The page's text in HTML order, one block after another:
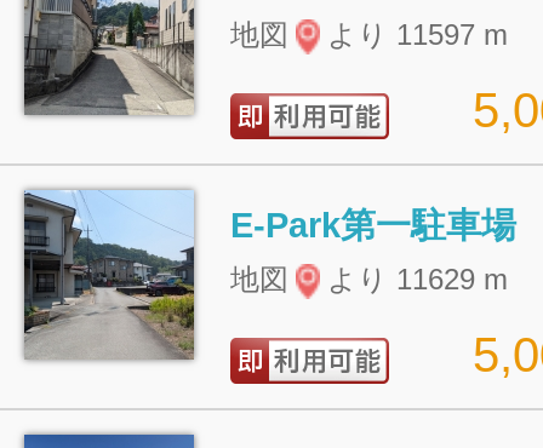
地図 より 11597 m
E-Park第一駐車場
地図 より 11629 m